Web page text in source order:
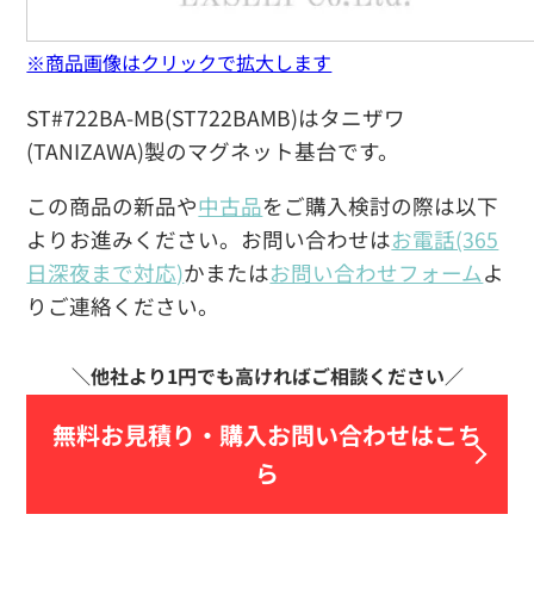
ST#722BA-MB(ST722BAMB)はタニザワ
(TANIZAWA)製のマグネット基台です。
この商品の新品や中古品をご購入検討の際は以下
よりお進みください。お問い合わせはお電話(365
日深夜まで対応)かまたはお問い合わせフォームよ
りご連絡ください。
無料お見積り・ 購入お問い合わせはこち
ら
※商品画像はクリックで拡大します